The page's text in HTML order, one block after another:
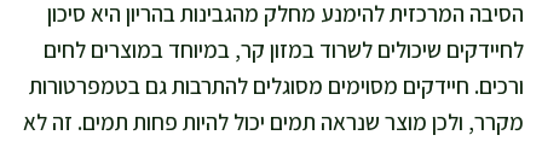
הסיבה המרכזית להימנע מחלק מהגבינות בהריון היא סיכון
לחיידקים שיכולים לשרוד במזון קר, במיוחד במוצרים לחים
ורכים. חיידקים מסוימים מסוגלים להתרבות גם בטמפרטורות
מקרר, ולכן מוצר שנראה תמים יכול להיות פחות תמים. זה לא